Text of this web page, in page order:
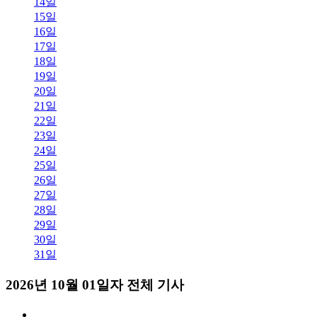
15일
16일
17일
18일
19일
20일
21일
22일
23일
24일
25일
26일
27일
28일
29일
30일
31일
2026년 10월 01일자 전체 기사